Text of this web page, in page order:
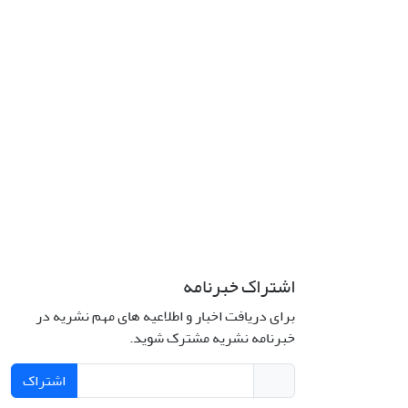
اشتراک خبرنامه
برای دریافت اخبار و اطلاعیه های مهم نشریه در
خبرنامه نشریه مشترک شوید.
اشتراک